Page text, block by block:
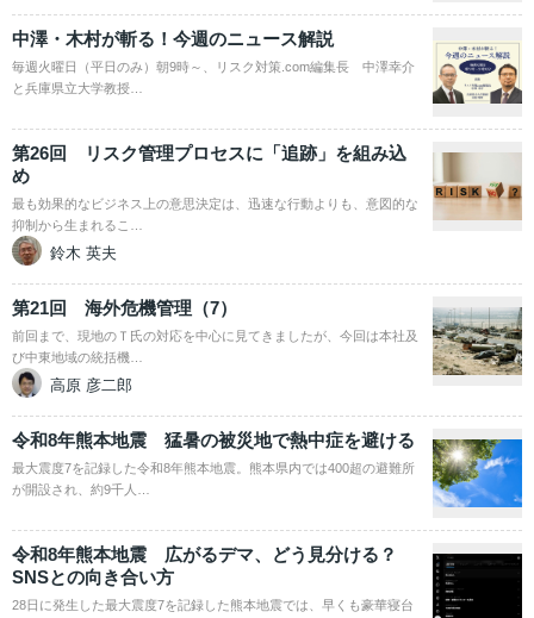
中澤・木村が斬る！今週のニュース解説
毎週火曜日（平日のみ）朝9時～、リスク対策.com編集長 中澤幸介
と兵庫県立大学教授…
第26回 リスク管理プロセスに「追跡」を組み込
め
最も効果的なビジネス上の意思決定は、迅速な行動よりも、意図的な
抑制から生まれるこ…
鈴木 英夫
第21回 海外危機管理（7）
前回まで、現地のＴ氏の対応を中心に見てきましたが、今回は本社及
び中東地域の統括機…
高原 彦二郎
令和8年熊本地震 猛暑の被災地で熱中症を避ける
最大震度7を記録した令和8年熊本地震。熊本県内では400超の避難所
が開設され、約9千人…
令和8年熊本地震 広がるデマ、どう見分ける？
SNSとの向き合い方
28日に発生した最大震度7を記録した熊本地震では、早くも豪華寝台